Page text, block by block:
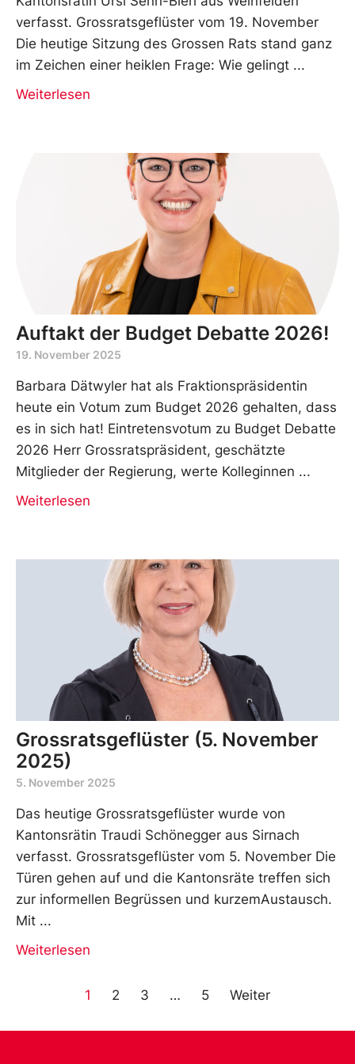
verfasst. Grossratsgeflüster vom 19. November
Die heutige Sitzung des Grossen Rats stand ganz
im Zeichen einer heiklen Frage: Wie gelingt
Weiterlesen
Auftakt der Budget Debatte 2026!
19. November 2025
Barbara Dätwyler hat als Fraktionspräsidentin
heute ein Votum zum Budget 2026 gehalten, dass
es in sich hat! Eintretensvotum zu Budget Debatte
2026 Herr Grossratspräsident, geschätzte
Mitglieder der Regierung, werte Kolleginnen
Weiterlesen
Grossratsgeflüster (5. November
2025)
5. November 2025
Das heutige Grossratsgeflüster wurde von
Kantonsrätin Traudi Schönegger aus Sirnach
verfasst. Grossratsgeflüster vom 5. November Die
Türen gehen auf und die Kantonsräte treffen sich
zur informellen Begrüssen und kurzemAustausch.
Mit
Weiterlesen
1 2 3 … 5 Weiter